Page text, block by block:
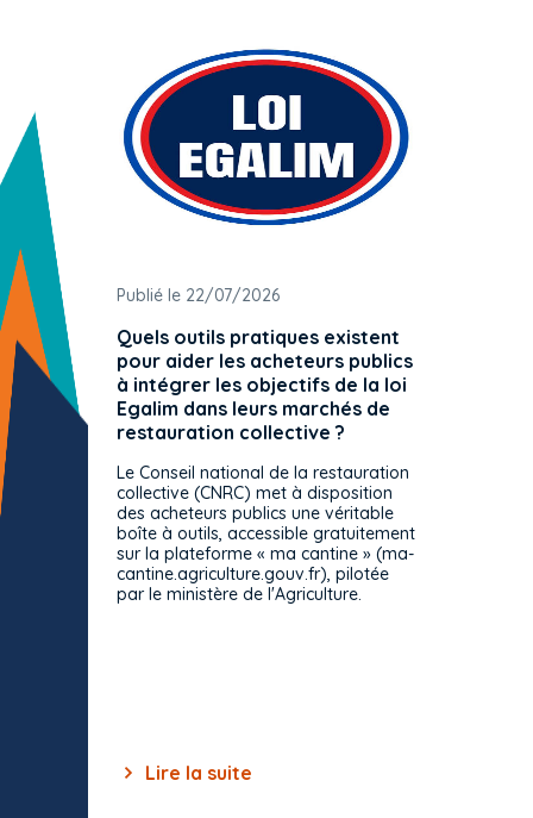
Publié le 22/07/2026
Quels outils pratiques existent
pour aider les acheteurs publics
à intégrer les objectifs de la loi
Egalim dans leurs marchés de
restauration collective ?
Le Conseil national de la restauration
collective (CNRC) met à disposition
des acheteurs publics une véritable
boîte à outils, accessible gratuitement
sur la plateforme « ma cantine » (ma-
cantine.agriculture.gouv.fr), pilotée
par le ministère de l'Agriculture.
Lire la suite